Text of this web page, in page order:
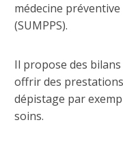
médecine
(SUMPPS).
Il propose des
offrir des
dépistage par
soins.